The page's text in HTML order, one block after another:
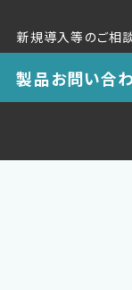
新規導入等のご相
製品お問い合